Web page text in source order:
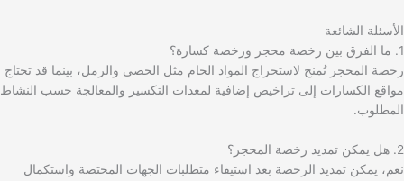
الأسئلة الشائعة
1. ما الفرق بين رخصة محجر ورخصة كسارة؟
رخصة المحجر تُمنح لاستخراج المواد الخام مثل الحصى والرمل، بينما قد تحتاج
مواقع الكسارات إلى تراخيص إضافية لمعدات التكسير والمعالجة حسب النشاط
المطلوب.
2. هل يمكن تمديد رخصة المحجر؟
نعم، يمكن تمديد الرخصة بعد استيفاء متطلبات الجهات المختصة واستكمال